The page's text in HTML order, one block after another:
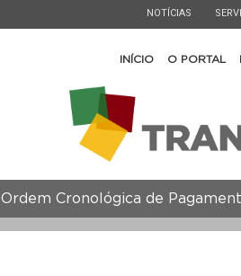
ESTADO
NOTÍCIAS
INÍCIO O PORTAL
Ordem Cronológica de